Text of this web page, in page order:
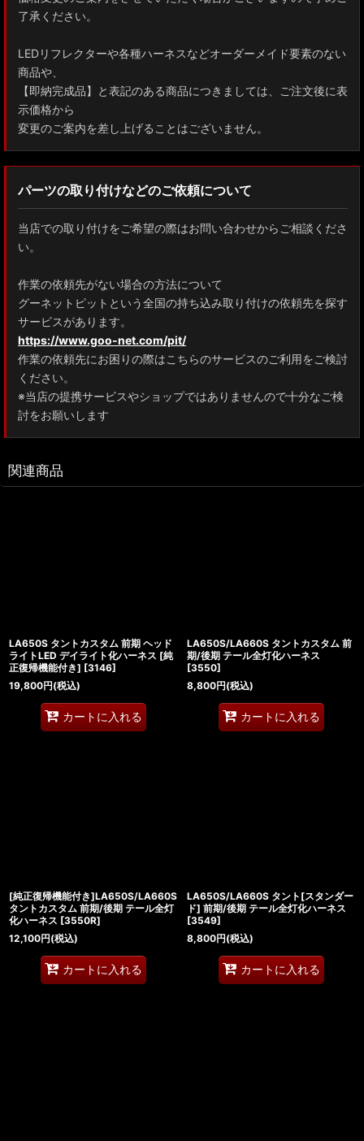
了承ください。
LEDリフレクターや各種ハーネスなどオーダーメイド要素のない
商品や、
【即納完成品】と表記のある商品につきましては、ご注文後に表
示価格から
変更のご案内を差し上げることはございません。
パーツの取り付けなどのご依頼について
当店での取り付けをご希望の際はお問い合わせからご相談くださ
い。
作業の依頼先がない場合の方法について
グーネットピットという全国の持ち込み取り付けの依頼先を探す
サービスがあります。
https://www.goo-net.com/pit/
作業の依頼先にお困りの際はこちらのサービスのご利用をご検討
ください。
※当店の提携サービスやショップではありませんので十分なご検
討をお願いします
関連商品
LA650S タントカスタム 前期 ヘッド
ライトLED デイライト化ハーネス [純
正復帰機能付き] [3146]
19,800円(税込)
カートに入れる
LA650S/LA660S タントカスタム 前
期/後期 テール全灯化ハーネス
[3550]
8,800円(税込)
カートに入れる
[純正復帰機能付き]LA650S/LA660S
タントカスタム 前期/後期 テール全灯
化ハーネス [3550R]
12,100円(税込)
カートに入れる
LA650S/LA660S タント[スタンダー
ド] 前期/後期 テール全灯化ハーネス
[3549]
8,800円(税込)
カートに入れる